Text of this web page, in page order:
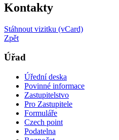
Kontakty
Stáhnout vizitku (vCard)
Zpět
Úřad
Úřední deska
Povinné informace
Zastupitelstvo
Pro Zastupitele
Formuláře
Czech point
Podatelna